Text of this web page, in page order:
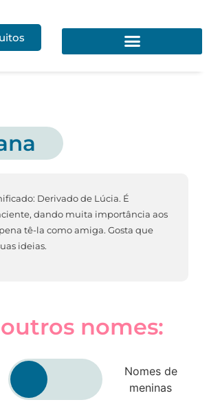
Derivado de Lúcia. É
dando muita importância aos
tê-la como amiga. Gosta que
ideias.
nomes:
Nomes de
meninas